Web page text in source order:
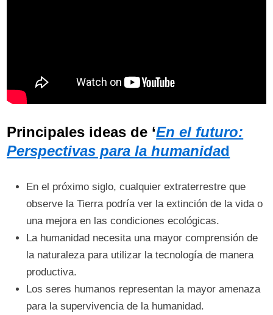
Principales ideas de ‘En el futuro:
Perspectivas para la humanidad
En el próximo siglo, cualquier extraterrestre que
observe la Tierra podría ver la extinción de la vida o
una mejora en las condiciones ecológicas.
La humanidad necesita una mayor comprensión de
la naturaleza para utilizar la tecnología de manera
productiva.
Los seres humanos representan la mayor amenaza
para la supervivencia de la humanidad.